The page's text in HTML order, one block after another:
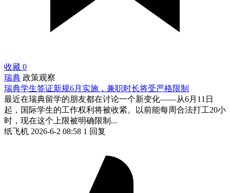
收藏 0
瑞典 政策观察
瑞典学生签证新规6月实施，兼职时长将受严格限制
最近在瑞典留学的朋友都在讨论一个新变化——从6月11日
起，国际学生的工作权利将被收紧。以前能每周合法打工20小
时，现在这个上限被明确限制...
纸飞机 2026-6-2 08:58 1 回复